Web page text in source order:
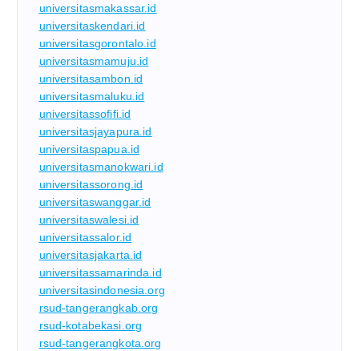
universitasmakassar.id
universitaskendari.id
universitasgorontalo.id
universitasmamuju.id
universitasambon.id
universitasmaluku.id
universitassofifi.id
universitasjayapura.id
universitaspapua.id
universitasmanokwari.id
universitassorong.id
universitaswanggar.id
universitaswalesi.id
universitassalor.id
universitasjakarta.id
universitassamarinda.id
universitasindonesia.org
rsud-tangerangkab.org
rsud-kotabekasi.org
rsud-tangerangkota.org